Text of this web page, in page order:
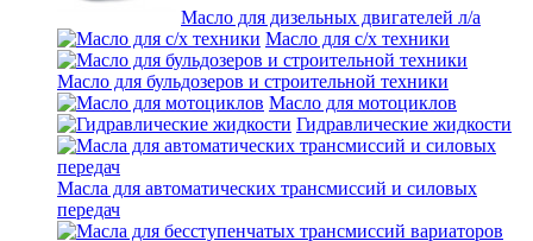
Масло для дизельных двигателей л/а
Масло для с/х техники
Масло для бульдозеров и строительной техники
Масло для мотоциклов
Гидравлические жидкости
Масла для автоматических трансмиссий и силовых
передач